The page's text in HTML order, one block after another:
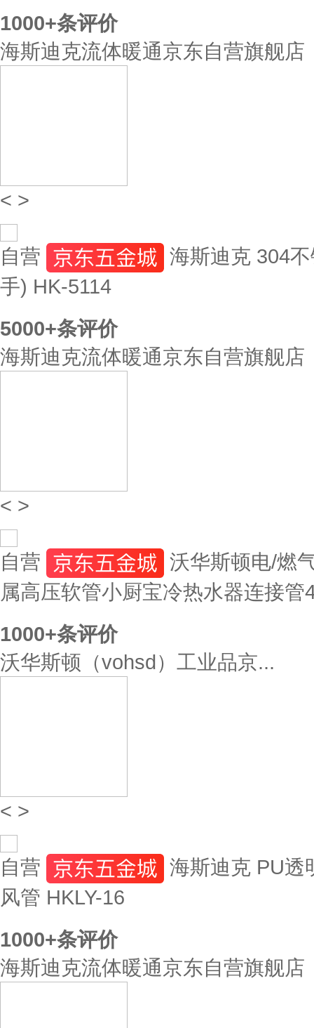
1000+条评价
海斯迪克流体暖通京东自营旗舰店
< >
自营
海斯迪克 304
手) HK-5114
5000+条评价
海斯迪克流体暖通京东自营旗舰店
< >
自营
沃华斯顿电/燃
属高压软管小厨宝冷热水器连接管
1000+条评价
沃华斯顿（vohsd）工业品京...
< >
自营
海斯迪克 PU透
风管 HKLY-16
1000+条评价
海斯迪克流体暖通京东自营旗舰店